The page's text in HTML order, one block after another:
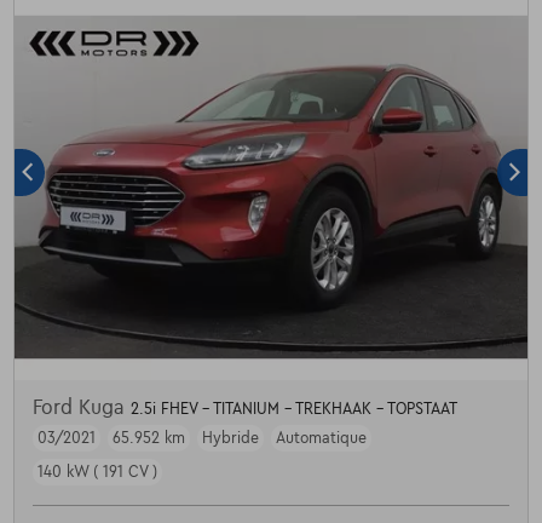
Ford Kuga 2.5i FHEV - TITANIUM - TREKHAAK - TOPSTAAT
03/2021
65.952 km Hybride
Automatique
140 kW ( 191 CV )